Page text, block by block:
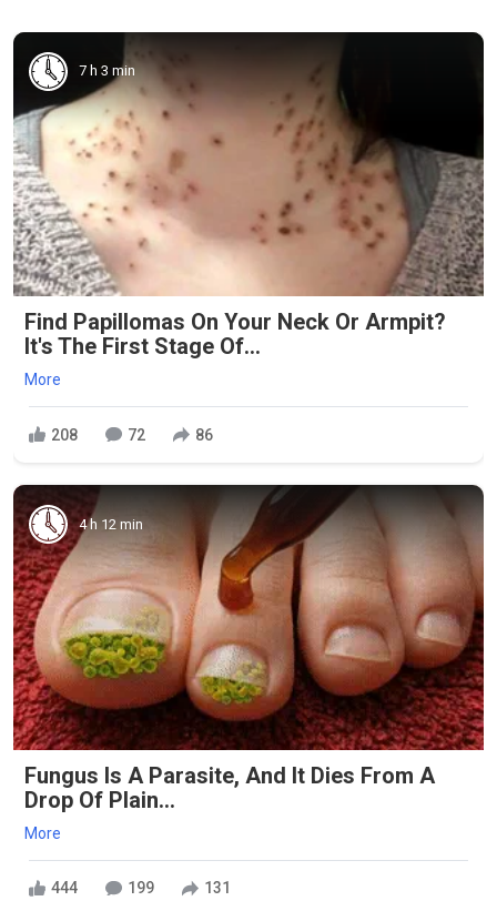
7 h 3 min
Find Papillomas On Your Neck Or Armpit?
It's The First Stage Of...
More
208 72 86
4 h 12 min
Fungus Is A Parasite, And It Dies From A
Drop Of Plain...
More
444 199 131